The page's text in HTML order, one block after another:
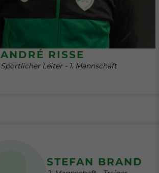
ANDRÉ RISSE
Sportlicher Leiter - 1. Mannschaft
STEFAN BRAND